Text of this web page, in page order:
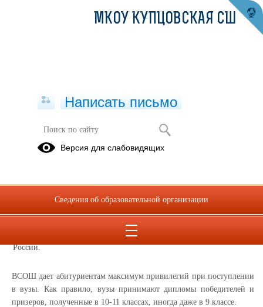
Всероссийская олимпиада
школьников
Всероссийская олимпиада школьников (ВСОШ, Всерос) – это
главная в России олимпиада для школьников 4–11 классов, которая
Организует и курирует проведение олимпиады Минпросвещения
России.
ВСОШ дает абитуриентам максимум привилегий при поступлении
в вузы. Как правило, вузы принимают дипломы победителей и
призеров, полученные в 10-11 классах, иногда даже в 9 классе.
МКОУ КУПЦОВСКАЯ СШ
Написать письмо
Версия для слабовидящих
Сведения об образовательной организации